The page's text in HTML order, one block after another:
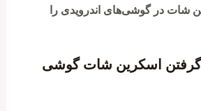
شات در گوشی‌های اندرویدی را
اسکرین شات گوشی